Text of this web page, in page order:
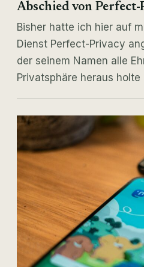
Abschied von
Bisher hatte ich hier auf
Dienst Perfect-Privacy
der seinem Namen alle
Privatsphäre heraus